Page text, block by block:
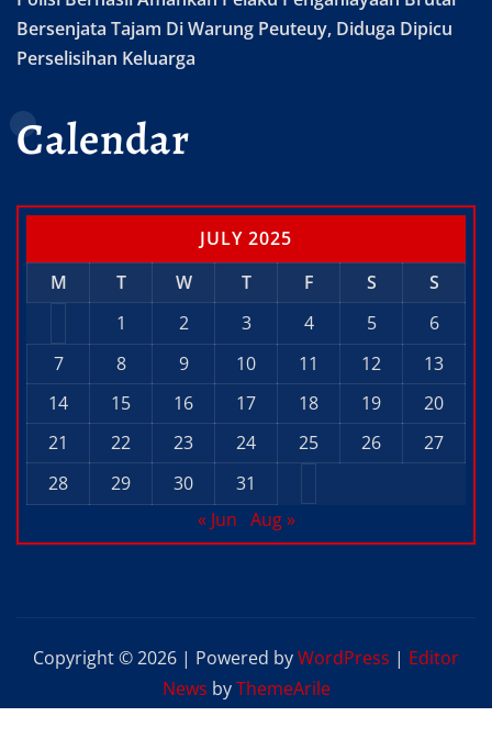
Bersenjata Tajam Di Warung Peuteuy, Diduga Dipicu
Perselisihan Keluarga
Calendar
JULY 2025
M
T W T F S
S
1
2 3 4 5
6
7
8 9 10 11 12
13
14
15 16 17 18 19
20
21
22 23 24 25 26
27
28
29 30
31
« Jun Aug »
Copyright © 2026 | Powered byWordPress | Editor
News byThemeArile